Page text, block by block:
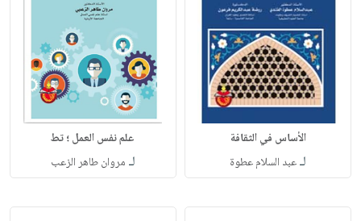
الأساس في الثقافة
لـعبد السلام عطوة
علم نفس العمل ؛ تط
لـ مروان طاهر الزعب